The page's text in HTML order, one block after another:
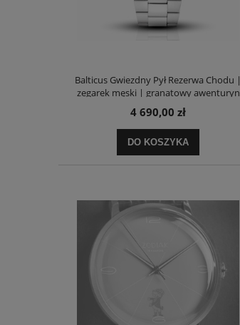
Balticus Gwiezdny Pył Rezerwa Chodu |
zegarek męski | granatowy awenturyn
4 690,00 zł
DO KOSZYKA